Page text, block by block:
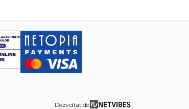
Dezvoltat de: